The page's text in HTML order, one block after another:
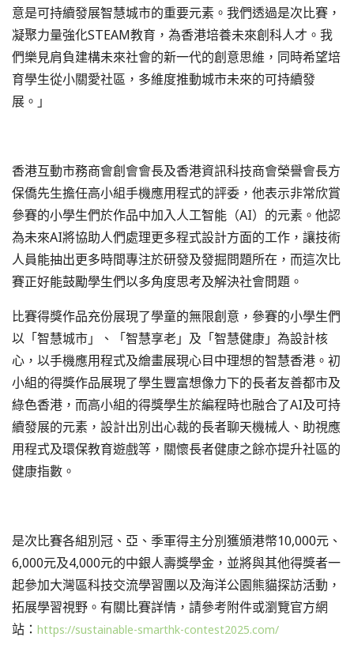
意是可持續發展智慧城市的重要元素。我們透過是次比賽，
凝聚力量強化STEAM教育，為香港培養未來創科人才。我
們樂見肩負建構未來社會的新一代的創意思維，同時希望培
育學生從小關愛社區，多維度推動城市未來的可持續發
展。」
香港互動市務商會創會會長及香港資訊科技商會榮譽會長方
保僑先生擔任高小組手機應用程式的評委，他表示非常欣賞
參賽的小學生們於作品中加入人工智能（AI）的元素。他認
為未來AI將協助人們處理更多程式設計方面的工作，讓技術
人員能抽出更多時間專注於研發及發掘問題所在，而這次比
賽正好能鼓勵學生們以多角度思考及解決社會問題。
比賽得獎作品充份展現了學童的無限創意，參賽的小學生們
以「智慧城市」、「智慧享老」及「智慧健康」為設計核
心，以手機應用程式及繪畫展現心目中理想的智慧香港。初
小組的得獎作品展現了學生豐富想像力下的長者友善都市及
綠色香港，而高小組的得獎學生於編程時也融合了AI及可持
續發展的元素，設計出別出心裁的長者聊天機械人、助視應
用程式及環保教育遊戲等，關懷長者健康之餘亦提升社區的
健康指數。
是次比賽各組別冠、亞、季軍得主分別獲頒港幣10,000元、
6,000元及4,000元的中銀人壽獎學金，並將與其他得獎者一
起參加大灣區科技交流學習團以及海洋公園熊貓探訪活動，
拓展學習視野。有關比賽詳情，請參考附件或瀏覽官方網
站： https://sustainable-smarthk-contest2025.com/